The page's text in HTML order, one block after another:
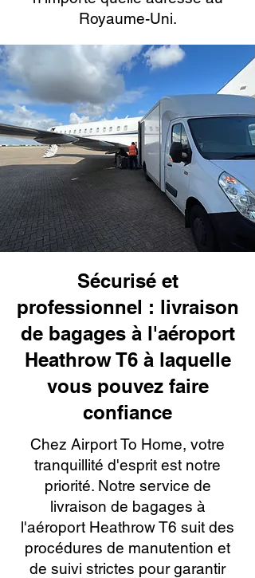
Royaume-Uni.
Sécurisé et
professionnel : livraison
de bagages à l'aéroport
Heathrow T6 à laquelle
vous pouvez faire
confiance
Chez Airport To Home, votre
tranquillité d'esprit est notre
priorité. Notre service de
livraison de bagages à
l'aéroport Heathrow T6 suit des
procédures de manutention et
de suivi strictes pour garantir